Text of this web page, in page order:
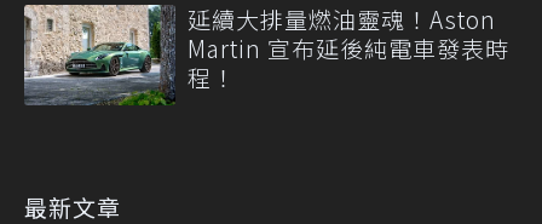
延續大排量燃油靈魂！Aston
Martin 宣布延後純電車發表時
程！
最新文章